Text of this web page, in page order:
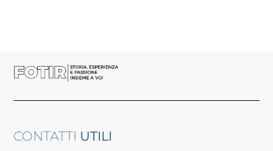
CONTATTI UTILI